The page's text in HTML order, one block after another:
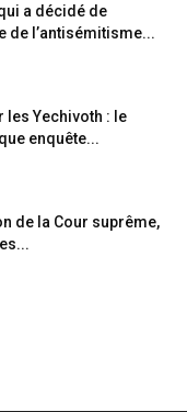
a décidé de
de l’antisémitisme...
les Yechivoth : le
enquête...
de la Cour suprême,